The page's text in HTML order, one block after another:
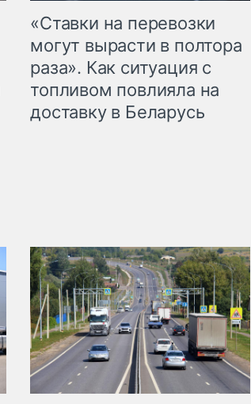
«Ставки на перевозки
могут вырасти в полтора
раза». Как ситуация с
топливом повлияла на
доставку в Беларусь